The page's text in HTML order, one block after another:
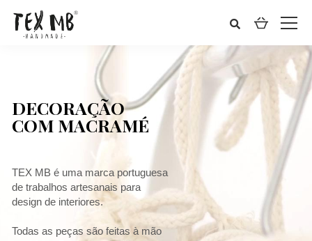
DECORAÇÃO
COM MACRAMÉ
TEX MB é uma marca portuguesa
de trabalhos artesanais para
design de interiores.
Todas as peças são feitas à mão